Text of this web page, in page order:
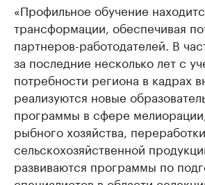
«Профильное обучение
трансформации, обеспечивая
партнеров-работодателей. В
за последние несколько лет с
потребности региона в кадрах
реализуются новые
программы в сфере
рыбного хозяйства, переработки
сельскохозяйственной
развиваются программы по